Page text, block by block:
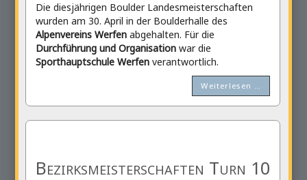
Die diesjährigen Boulder Landesmeisterschaften
wurden am 30. April in der Boulderhalle des
Alpenvereins Werfen abgehalten. Für die
Durchführung und Organisation war die
Sporthauptschule Werfen verantwortlich.
Weiterlesen …
Bezirksmeisterschaften Turn 10